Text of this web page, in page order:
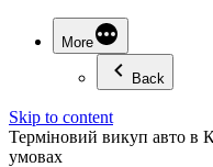
More
Back
Skip to content
Терміновий викуп авто в
умовах